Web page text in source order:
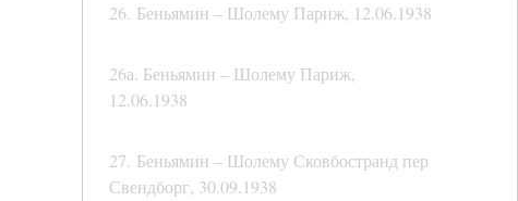
26. Беньямин – Шолему Париж, 12.06.1938
26а. Беньямин – Шолему Париж,
12.06.1938
27. Беньямин – Шолему Сковбостранд пер
Свендборг, 30.09.1938